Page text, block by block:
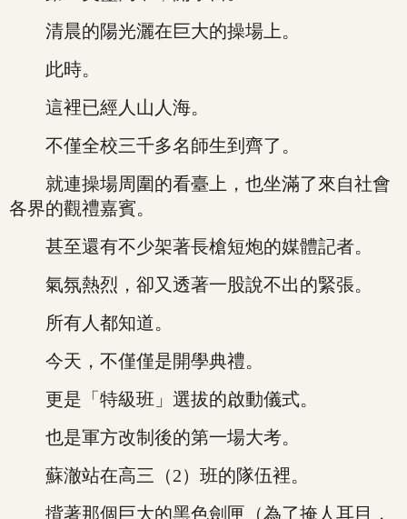
清晨的陽光灑在巨大的操場上。
此時。
這裡已經人山人海。
不僅全校三千多名師生到齊了。
就連操場周圍的看臺上，也坐滿了來自社會
各界的觀禮嘉賓。
甚至還有不少架著長槍短炮的媒體記者。
氣氛熱烈，卻又透著一股說不出的緊張。
所有人都知道。
今天，不僅僅是開學典禮。
更是「特級班」選拔的啟動儀式。
也是軍方改制後的第一場大考。
蘇澈站在高三（2）班的隊伍裡。
揹著那個巨大的黑色劍匣（為了掩人耳目，